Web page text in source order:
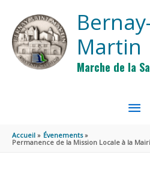
Martin
Marche de la
Accueil
Évenements
Permanence de la Mission Locale à la